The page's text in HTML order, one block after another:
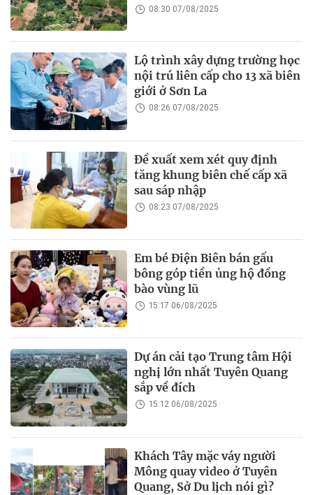
08:30 07/08/2025
Lộ trình xây dựng trường học
nội trú liên cấp cho 13 xã biên
giới ở Sơn La
08:26 07/08/2025
Đề xuất xem xét quy định
tăng khung biên chế cấp xã
sau sáp nhập
08:23 07/08/2025
Em bé Điện Biên bán gấu
bông góp tiền ủng hộ đồng
bào vùng lũ
15:17 06/08/2025
Dự án cải tạo Trung tâm Hội
nghị lớn nhất Tuyên Quang
sắp về đích
15:12 06/08/2025
Khách Tây mặc váy người
Mông quay video ở Tuyên
Quang, Sở Du lịch nói gì?